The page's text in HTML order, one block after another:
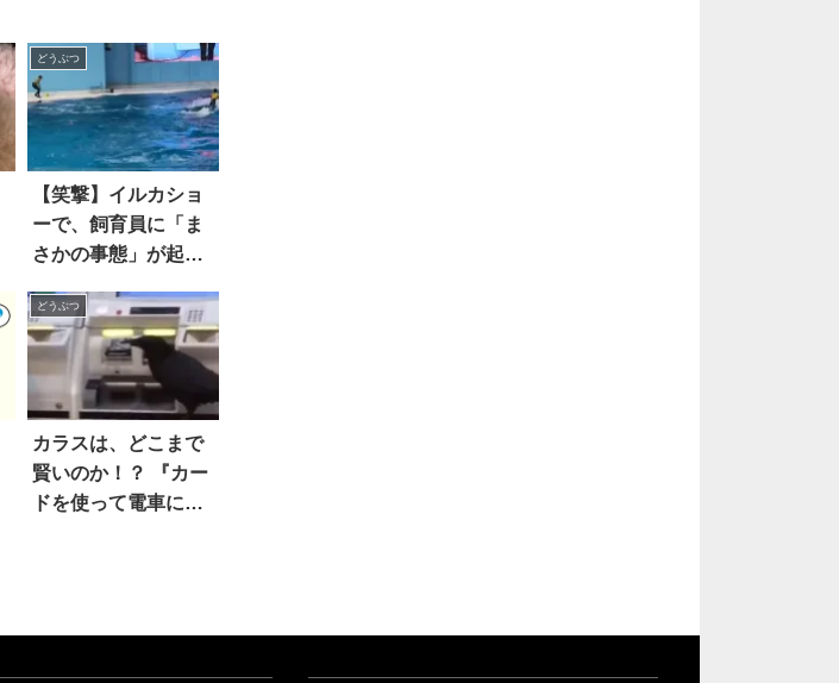
どうぶつ
【笑撃】イルカショ
ーで、飼育員に「ま
さかの事態」が起こ
どうぶつ
カラスは、どこまで
賢いのか！？ 『カー
ドを使って電車に乗